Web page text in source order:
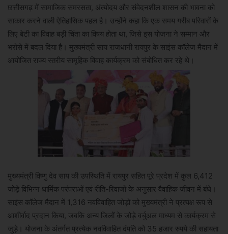
छत्तीसगढ़ में सामाजिक समरसता, अंत्योदय और संवेदनशील शासन की भावना को
साकार करने वाली ऐतिहासिक पहल है। उन्होंने कहा कि एक समय गरीब परिवारों के
लिए बेटी का विवाह बड़ी चिंता का विषय होता था, जिसे इस योजना ने सम्मान और
भरोसे में बदल दिया है। मुख्यमंत्री साय राजधानी रायपुर के साइंस कॉलेज मैदान में
आयोजित राज्य स्तरीय सामूहिक विवाह कार्यक्रम को संबोधित कर रहे थे।
मुख्यमंत्री विष्णु देव साय की उपस्थिति में रायपुर सहित पूरे प्रदेश में कुल 6,412
जोड़े विभिन्न धार्मिक परंपराओं एवं रीति-रिवाजों के अनुसार वैवाहिक जीवन में बंधे।
साइंस कॉलेज मैदान में 1,316 नवविवाहित जोड़ों को मुख्यमंत्री ने प्रत्यक्ष रूप से
आशीर्वाद प्रदान किया, जबकि अन्य जिलों के जोड़े वर्चुअल माध्यम से कार्यक्रम से
जुड़े। योजना के अंतर्गत प्रत्येक नवविवाहित दंपति को 35 हजार रुपये की सहायता